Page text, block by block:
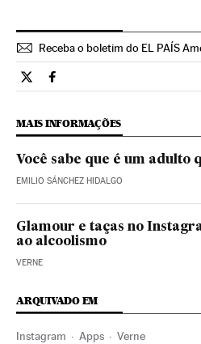
Receba o boletim do EL PAÍS
Tecnologia El País Brasil en
Tecnologia El País Brasil
MAIS INFORMAÇÕES
Você sabe que é um adulto
EMILIO SÁNCHEZ HIDALGO
Glamour e taças no
ao alcoolismo
VERNE
ARQUIVADO EM
Instagram Apps Verne